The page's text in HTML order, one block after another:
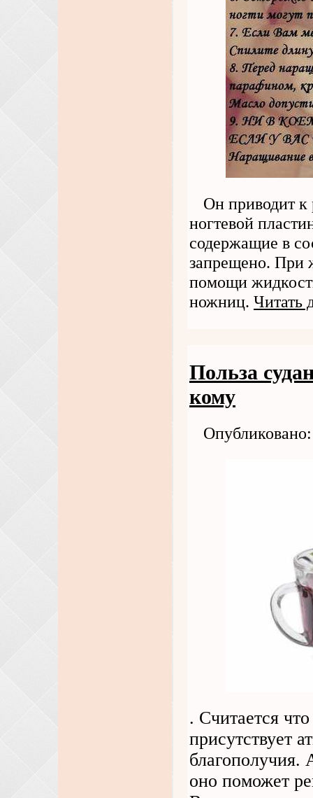
Он приводит к
ногтевой
содержащие в
запрещено. При
помощи
ножниц. Читать
Польза
кому
. Считается
присутствует
благополучия.
оно поможет